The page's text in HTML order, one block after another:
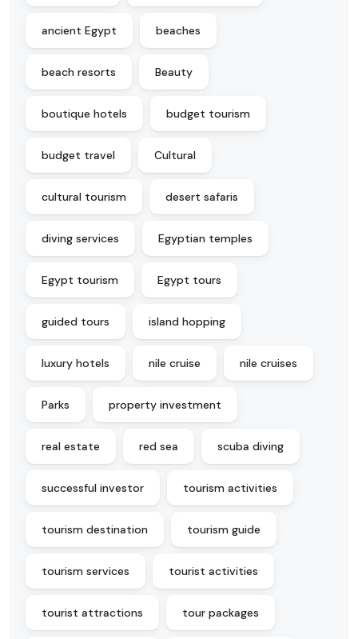
ancient Egypt beaches
beach resorts Beauty
boutique hotels budget tourism
budget travel Cultural
cultural tourism desert safaris
diving services Egyptian temples
Egypt tourism Egypt tours
guided tours island hopping
luxury hotels nile cruise nile cruises
Parks property investment
real estate red sea scuba diving
successful investor tourism activities
tourism destination tourism guide
tourism services tourist activities
tourist attractions tour packages